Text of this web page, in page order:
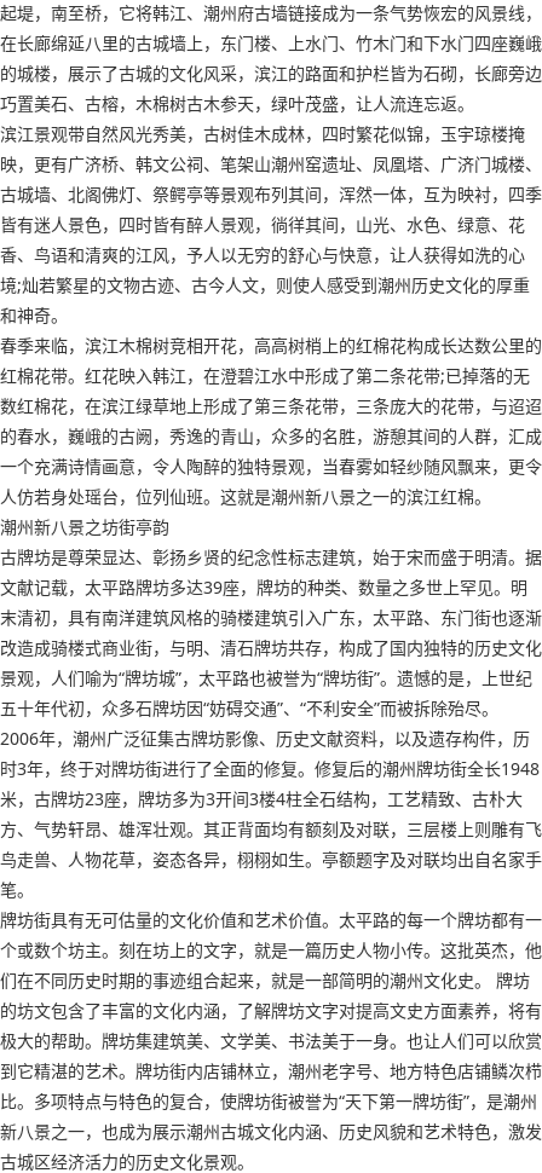
起堤，南至桥，它将韩江、潮州府古墙链接成为一条气势恢宏的风景线，
在长廊绵延八里的古城墙上，东门楼、上水门、竹木门和下水门四座巍峨
的城楼，展示了古城的文化风采，滨江的路面和护栏皆为石砌，长廊旁边
巧置美石、古榕，木棉树古木参天，绿叶茂盛，让人流连忘返。
滨江景观带自然风光秀美，古树佳木成林，四时繁花似锦，玉宇琼楼掩
映，更有广济桥、韩文公祠、笔架山潮州窑遗址、凤凰塔、广济门城楼、
古城墙、北阁佛灯、祭鳄亭等景观布列其间，浑然一体，互为映衬，四季
皆有迷人景色，四时皆有醉人景观，徜徉其间，山光、水色、绿意、花
香、鸟语和清爽的江风，予人以无穷的舒心与快意，让人获得如洗的心
境;灿若繁星的文物古迹、古今人文，则使人感受到潮州历史文化的厚重
和神奇。
春季来临，滨江木棉树竞相开花，高高树梢上的红棉花构成长达数公里的
红棉花带。红花映入韩江，在澄碧江水中形成了第二条花带;已掉落的无
数红棉花，在滨江绿草地上形成了第三条花带，三条庞大的花带，与迢迢
的春水，巍峨的古阙，秀逸的青山，众多的名胜，游憩其间的人群，汇成
一个充满诗情画意，令人陶醉的独特景观，当春雾如轻纱随风飘来，更令
人仿若身处瑶台，位列仙班。这就是潮州新八景之一的滨江红棉。
潮州新八景之坊街亭韵
古牌坊是尊荣显达、彰扬乡贤的纪念性标志建筑，始于宋而盛于明清。据
文献记载，太平路牌坊多达39座，牌坊的种类、数量之多世上罕见。明
末清初，具有南洋建筑风格的骑楼建筑引入广东，太平路、东门街也逐渐
改造成骑楼式商业街，与明、清石牌坊共存，构成了国内独特的历史文化
景观，人们喻为“牌坊城”，太平路也被誉为“牌坊街”。遗憾的是，上世纪
五十年代初，众多石牌坊因“妨碍交通”、“不利安全”而被拆除殆尽。
2006年，潮州广泛征集古牌坊影像、历史文献资料，以及遗存构件，历
时3年，终于对牌坊街进行了全面的修复。修复后的潮州牌坊街全长1948
米，古牌坊23座，牌坊多为3开间3楼4柱全石结构，工艺精致、古朴大
方、气势轩昂、雄浑壮观。其正背面均有额刻及对联，三层楼上则雕有飞
鸟走兽、人物花草，姿态各异，栩栩如生。亭额题字及对联均出自名家手
笔。
牌坊街具有无可估量的文化价值和艺术价值。太平路的每一个牌坊都有一
个或数个坊主。刻在坊上的文字，就是一篇历史人物小传。这批英杰，他
们在不同历史时期的事迹组合起来，就是一部简明的潮州文化史。 牌坊
的坊文包含了丰富的文化内涵，了解牌坊文字对提高文史方面素养，将有
极大的帮助。牌坊集建筑美、文学美、书法美于一身。也让人们可以欣赏
到它精湛的艺术。牌坊街内店铺林立，潮州老字号、地方特色店铺鳞次栉
比。多项特点与特色的复合，使牌坊街被誉为“天下第一牌坊街”，是潮州
新八景之一，也成为展示潮州古城文化内涵、历史风貌和艺术特色，激发
古城区经济活力的历史文化景观。